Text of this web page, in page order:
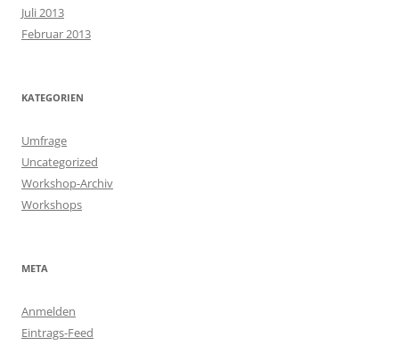
Juli 2013
Februar 2013
KATEGORIEN
Umfrage
Uncategorized
Workshop-Archiv
Workshops
META
Anmelden
Eintrags-Feed